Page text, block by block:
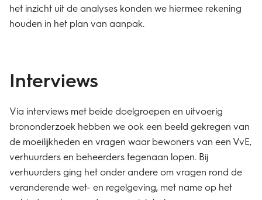
het inzicht uit de analyses konden we hiermee rekening
houden in het plan van aanpak.
Interviews
Via interviews met beide doelgroepen en uitvoerig
brononderzoek hebben we ook een beeld gekregen van
de moeilijkheden en vragen waar bewoners van een VvE,
verhuurders en beheerders tegenaan lopen. Bij
verhuurders ging het onder andere om vragen rond de
veranderende wet- en regelgeving, met name op het